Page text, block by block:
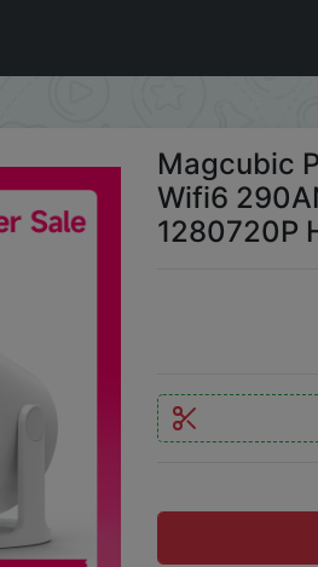
8K Android 14 Dual Wifi6
Magcubic
Wifi6
1280720P